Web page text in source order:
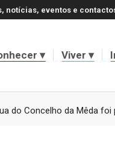
notícias, eventos e
Viver
do Concelho da Mêda foi